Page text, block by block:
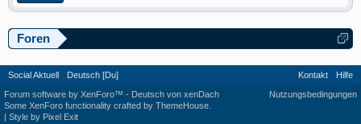
Foren
Social Aktuell Deutsch [Du] Kontakt
Hilfe
Nutzungsbedingungen
Forum software by XenForo™ - Deutsch von xenDach
Some XenForo functionality crafted by ThemeHouse
| Style by Pixel Exit